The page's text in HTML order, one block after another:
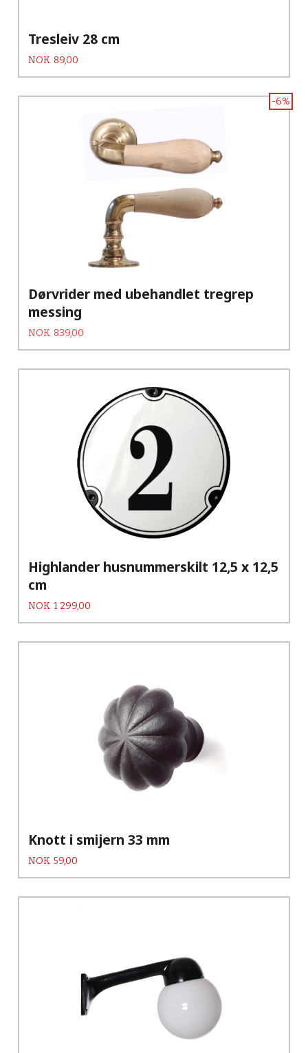
Tresleiv 28 cm
Pris
NOK 89,00
Dørvrider med ubehandlet tregrep
messing
Tilbud
NOK 839,00Rabatt
-6%
Highlander husnummerskilt 12,5 x 12,5
cm
Pris
NOK 1 299,00
Knott i smijern 33 mm
Pris
NOK 59,00